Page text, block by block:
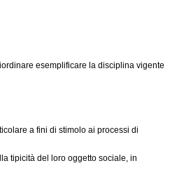
esemplificare la disciplina vigente
a fini di stimolo ai processi di
tipicità del loro oggetto sociale, in